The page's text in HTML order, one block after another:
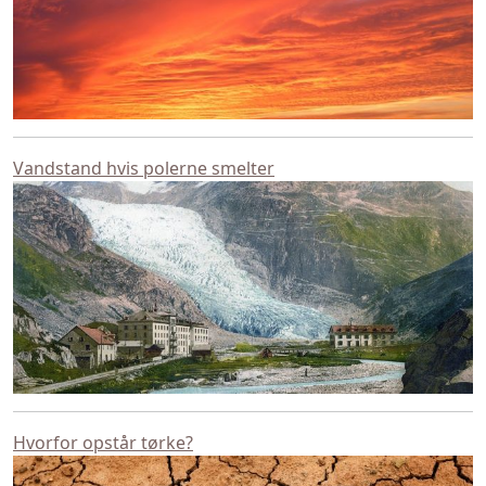
Vandstand hvis polerne smelter
Hvorfor opstår tørke?